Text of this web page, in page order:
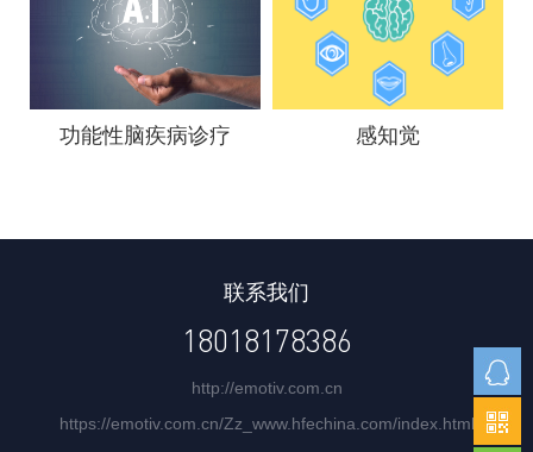
功能性脑疾病诊疗 感知觉
联系我们
18018178386
http://emotiv.com.cn
https://emotiv.com.cn/Zz_www.hfechina.com/index.html